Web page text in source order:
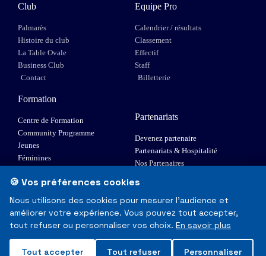
Club
Palmarès
Histoire du club
La Table Ovale
Business Club
Contact
Equipe Pro
Calendrier / résultats
Classement
Effectif
Staff
Billetterie
Formation
Centre de Formation
Community Programme
Jeunes
Féminines
Elite 1
Partenariats
Devenez partenaire
Partenariats & Hospitalité
Nos Partenaires
© Toulouse Olympique XIII - Tous droits réservés
Mentions Légales & RGPD
🍪 Vos préférences cookies
Nous utilisons des cookies pour mesurer l'audience et
améliorer votre expérience. Vous pouvez tout accepter,
tout refuser ou personnaliser vos choix. En savoir plus
Tout accepter Tout refuser Personnaliser